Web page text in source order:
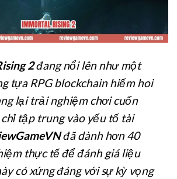
2đang nổi lên như một
tựa RPG blockchain hiếm hoi
lại trải nghiệm chơi cuốn
tập trung vào yếu tố tài
đã dành hơn 40
thực tế để đánh giá liệu
có xứng đáng với sự kỳ vọng